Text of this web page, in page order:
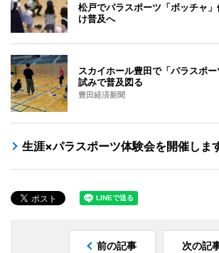
松戸でパラスポーツ「ボッチャ
け普及へ
スカイホール豊田で「パラスポ
試みで普及図る
豊田経済新聞
生涯×パラスポーツ体験会を開催しま
前の記事 次の記